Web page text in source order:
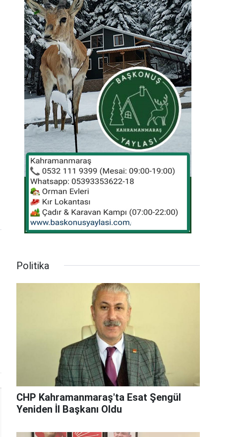
Politika
CHP Kahramanmaraş'ta Esat Şengül
Yeniden İl Başkanı Oldu